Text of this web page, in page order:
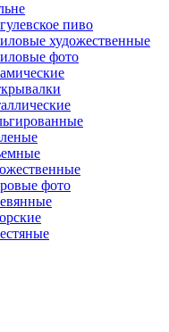
пиво
художественные
фото
фото